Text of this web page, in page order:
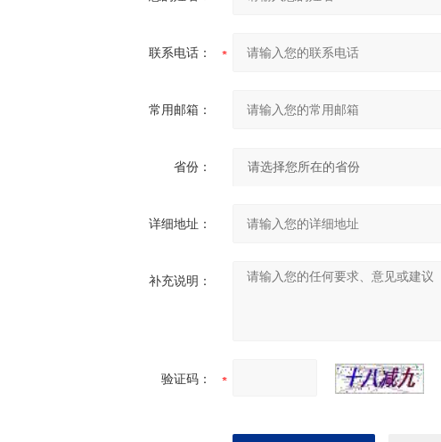
联系电话：
常用邮箱：
省份：
详细地址：
补充说明：
验证码：